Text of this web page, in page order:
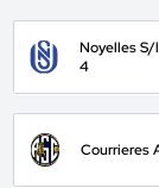
Noyelles S/
4
Courrieres